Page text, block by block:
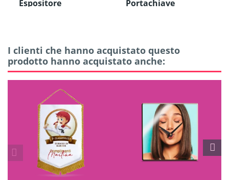
Espositore
Portachiave
I clienti che hanno acquistato questo
prodotto hanno acquistato anche: